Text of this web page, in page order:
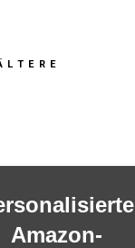
Amazon-